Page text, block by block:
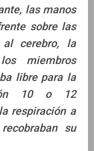
las manos
sobre las
cerebro, la
miembros
libre para la
10 o 12
respiración a
su